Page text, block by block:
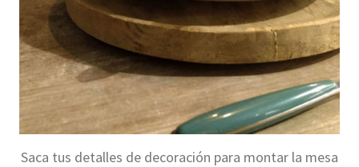
Saca tus detalles de decoración para montar la mesa